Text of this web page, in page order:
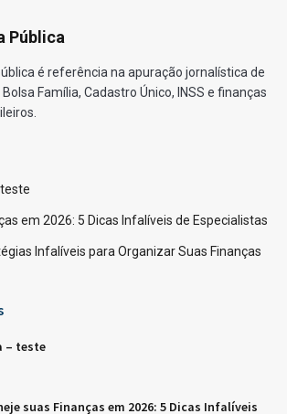
Pública
é referência na apuração jornalística de
Família, Cadastro Único, INSS e finanças
em 2026: 5 Dicas Infalíveis de Especialistas
Infalíveis para Organizar Suas Finanças
– teste
suas Finanças em 2026: 5 Dicas Infalíveis